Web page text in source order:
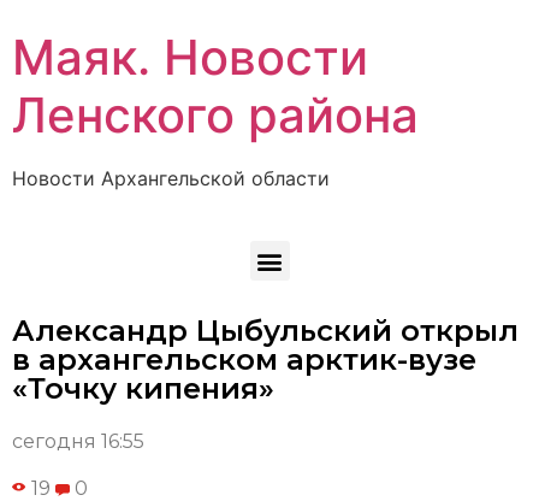
Маяк. Новости
Ленского района
Новости Архангельской области
Александр Цыбульский открыл
в архангельском арктик-вузе
«Точку кипения»
сегодня 16:55
19 0